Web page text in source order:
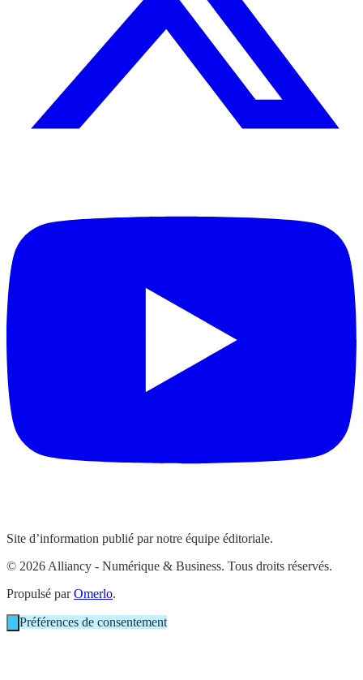
Site d’information publié par notre équipe éditoriale.
© 2026 Alliancy - Numérique & Business. Tous droits réservés.
Propulsé parOmerlo.
Préférences de consentement